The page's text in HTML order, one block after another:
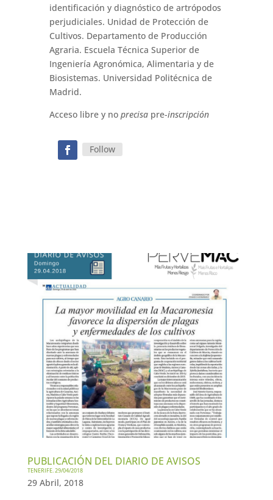
identificación y diagnóstico de artrópodos
perjudiciales. Unidad de Protección de
Cultivos. Departamento de Producción
Agraria. Escuela Técnica Superior de
Ingeniería Agronómica, Alimentaria y de
Biosistemas. Universidad Politécnica de
Madrid.
Acceso libre y no precisapre-inscripción
Follow
PUBLICACIÓN DEL DIARIO DE AVISOS
TENERIFE. 29/04/2018
29 Abril, 2018